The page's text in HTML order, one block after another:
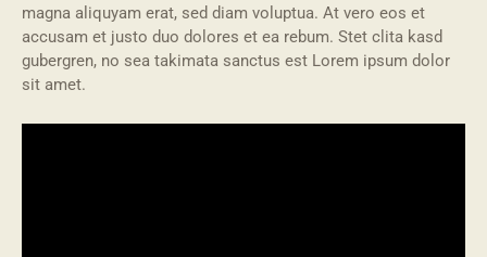
magna aliquyam erat, sed diam voluptua. At vero eos et
accusam et justo duo dolores et ea rebum. Stet clita kasd
gubergren, no sea takimata sanctus est Lorem ipsum dolor
sit amet.